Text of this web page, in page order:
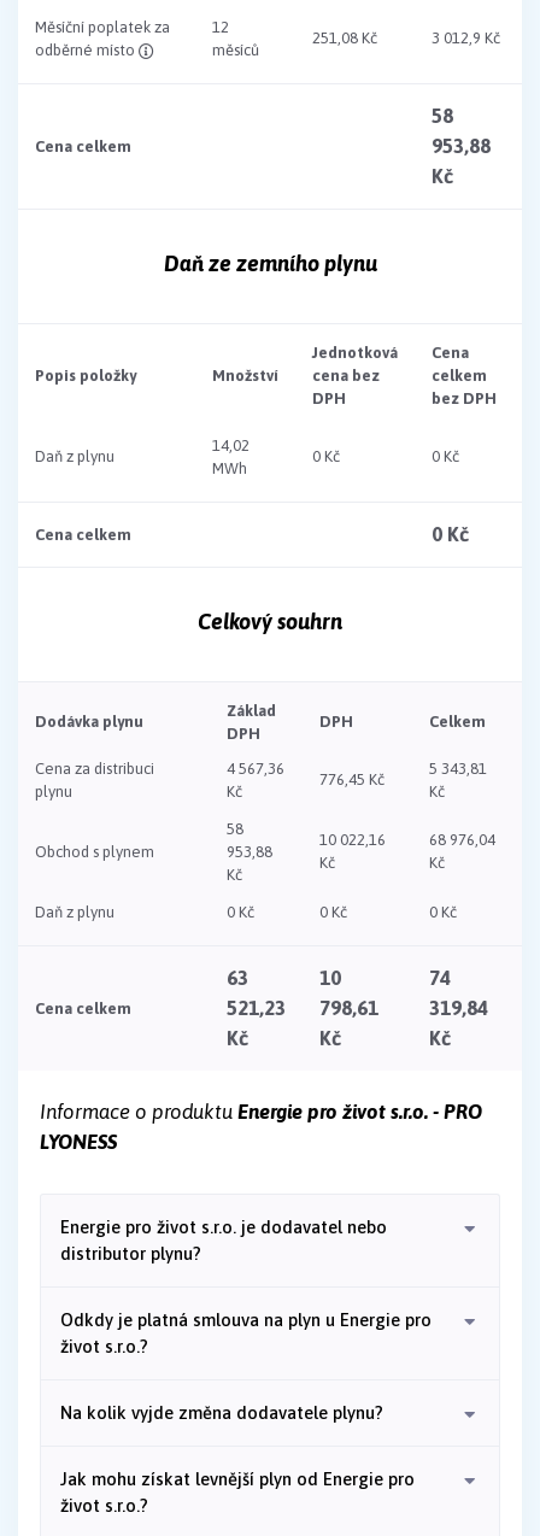
Měsíční poplatek za
odběrné místo
12
měsíců
251,08 Kč 3 012,9 Kč
Cena celkem
58
953,88
Kč
Daň ze zemního plynu
Popis položky Množství
Jednotková
cena bez
DPH
Cena
celkem
bez DPH
Daň z plynu
14,02
MWh
0 Kč 0 Kč
Cena celkem 0 Kč
Celkový souhrn
Dodávka plynu
Základ
DPH
DPH Celkem
Cena za distribuci
plynu
4 567,36
Kč
776,45 Kč
5 343,81
Kč
Obchod s plynem
58
953,88
Kč
10 022,16
Kč
68 976,04
Kč
Daň z plynu 0 Kč 0 Kč 0 Kč
Cena celkem
63
521,23
Kč
10
798,61
Kč
74
319,84
Kč
Informace o produktu Energie pro život s.r.o. - PRO
LYONESS
Energie pro život s.r.o. je dodavatel nebo
distributor plynu?
Odkdy je platná smlouva na plyn u Energie pro
život s.r.o.?
Na kolik vyjde změna dodavatele plynu?
Jak mohu získat levnější plyn od Energie pro
život s.r.o.?